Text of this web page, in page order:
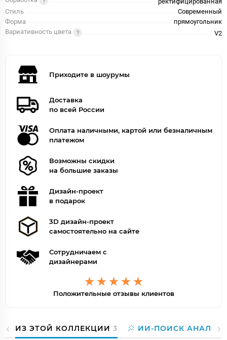
Стиль
Современный
Форма
прямоугольник
Вариативность цвета
V2
Приходите в шоурумы
Доставка
по всей России
Оплата наличными, картой или безналичным
платежом
Возможны скидки
на большие заказы
Дизайн-проект
в подарок
3D дизайн-проект
самостоятельно на сайте
Сотрудничаем с
дизайнерами
Положительные отзывы клиентов
ИЗ ЭТОЙ КОЛЛЕКЦИИ 3 ИИ-ПОИСК